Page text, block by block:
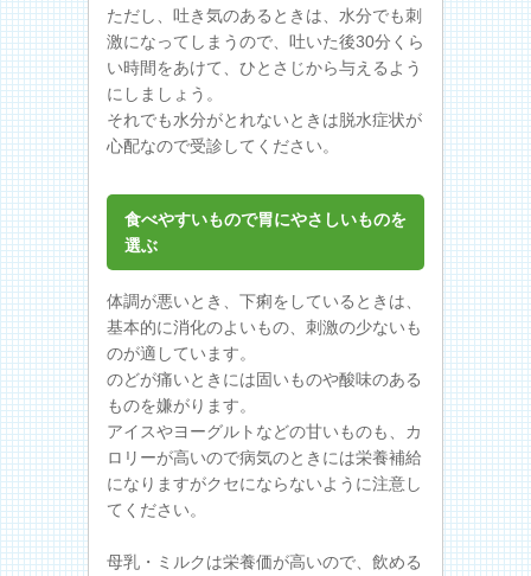
ただし、吐き気のあるときは、水分でも刺
激になってしまうので、吐いた後30分くら
い時間をあけて、ひとさじから与えるよう
にしましょう。
それでも水分がとれないときは脱水症状が
心配なので受診してください。
食べやすいもので胃にやさしいものを
選ぶ
体調が悪いとき、下痢をしているときは、
基本的に消化のよいもの、刺激の少ないも
のが適しています。
のどが痛いときには固いものや酸味のある
ものを嫌がります。
アイスやヨーグルトなどの甘いものも、カ
ロリーが高いので病気のときには栄養補給
になりますがクセにならないように注意し
てください。
母乳・ミルクは栄養価が高いので、飲める